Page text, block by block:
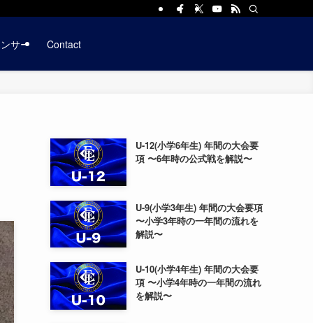
サー Contact
U-12(小学6年生) 年間の大会要
項 〜6年時の公式戦を解説〜
U-9(小学3年生) 年間の大会要項
〜小学3年時の一年間の流れを
解説〜
U-10(小学4年生) 年間の大会要
項 〜小学4年時の一年間の流れ
を解説〜